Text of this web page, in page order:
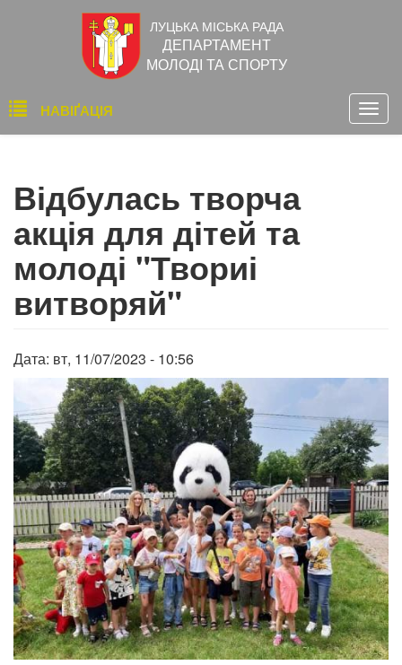
ЛУЦЬКА МІСЬКА РАДА
ДЕПАРТАМЕНТ
МОЛОДІ ТА СПОРТУ
Основна
навіґація
НАВІҐАЦІЯ
Відбулась творча
акція для дітей та
молоді "Твориі
витворяй"
Дата: вт, 11/07/2023 - 10:56